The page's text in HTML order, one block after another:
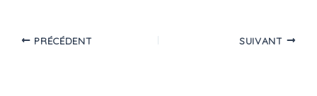
PRÉCÉDENT SUIVANT